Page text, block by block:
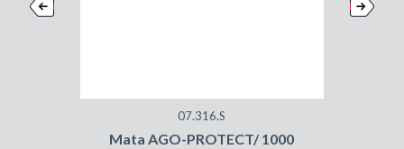
07.316.S
Mata AGO-PROTECT/ 1000